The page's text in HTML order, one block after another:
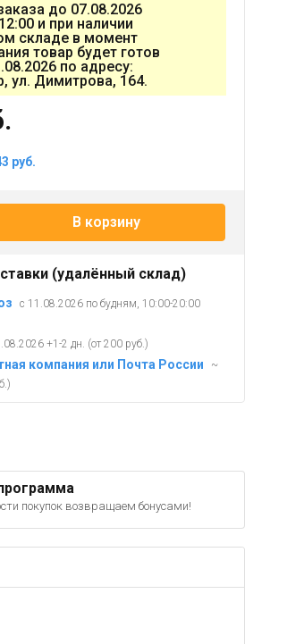
до 07.08.2026
и при наличии
складе в момент
товар будет готов
по адресу:
ул. Димитрова, 164.
руб.
В корзину
(удалённый склад)
с 11.08.2026 по будням, 10:00-20:00
+1-2 дн. (от 200 руб.)
компания или Почта России
~
покупок возвращаем бонусами!